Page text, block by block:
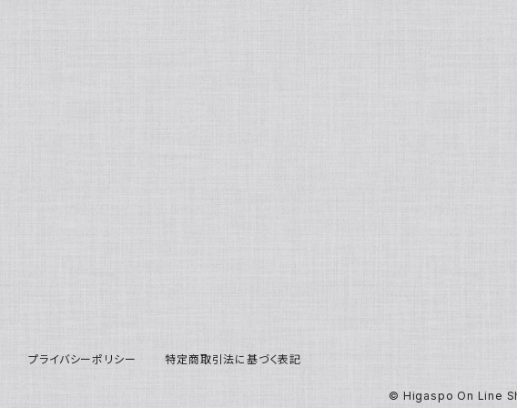
プライバシーポリシー 特定商取引法に基づく表記
© Higaspo On Line